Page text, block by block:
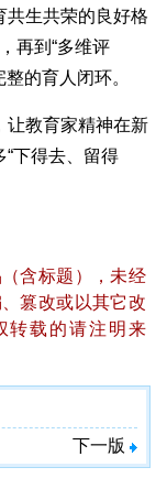
共生共荣的良好格
再到“多维评
的育人闭环。
让教育家精神在新
下得去、留得
含标题），未经
篡改或以其它改
转载的请注明来
下一版